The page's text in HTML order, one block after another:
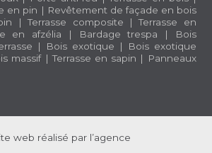
en pin | Revêtement de façade en bois
|Terrasse composite |Terrasse en
en afzélia | Bardage trespa |
Bois
| Bois exotique |
Bois exotique
massif|Terrasse en sapin |
Panneaux
web réalisé par l’agence